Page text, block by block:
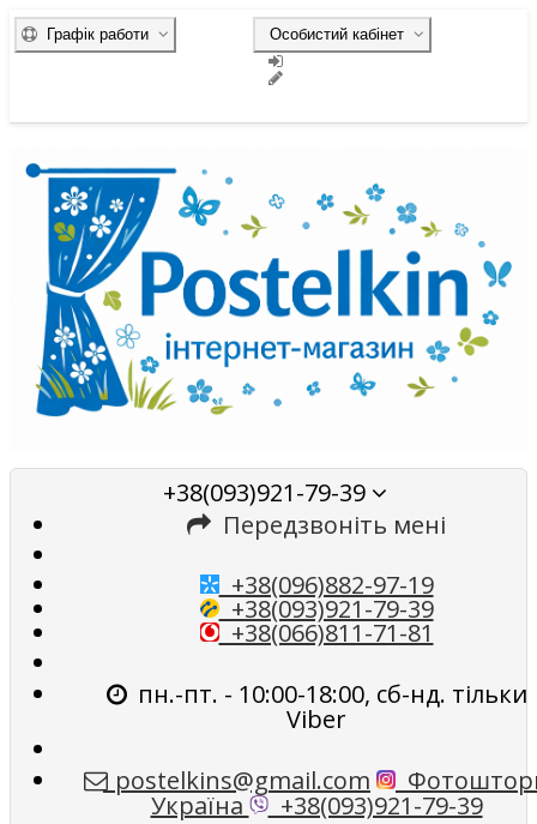
Особистий кабінет
Графік работи
+38(093)921-79-39
Передзвоніть мені
+38(096)882-97-19
+38(093)921-79-39
+38(066)811-71-81
пн.-пт. - 10:00-18:00, сб-нд. тільки
Viber
postelkins@gmail.com
Україна +38(093)921-79-39